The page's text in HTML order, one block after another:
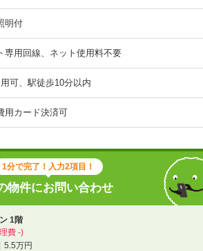
明付
専用回線、ネット使用料不要
可、駅徒歩10分以内
用カード決済可
1分で完了！入力2項目！
物件にお問い合わせ
1階
費 -)
5.5万円